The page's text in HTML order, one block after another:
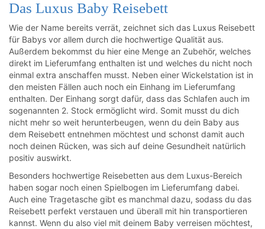
Das Luxus Baby Reisebett
Wie der Name bereits verrät, zeichnet sich das Luxus Reisebett
für Babys vor allem durch die hochwertige Qualität aus.
Außerdem bekommst du hier eine Menge an Zubehör, welches
direkt im Lieferumfang enthalten ist und welches du nicht noch
einmal extra anschaffen musst. Neben einer Wickelstation ist in
den meisten Fällen auch noch ein Einhang im Lieferumfang
enthalten. Der Einhang sorgt dafür, dass das Schlafen auch im
sogenannten 2. Stock ermöglicht wird. Somit musst du dich
nicht mehr so weit herunterbeugen, wenn du dein Baby aus
dem Reisebett entnehmen möchtest und schonst damit auch
noch deinen Rücken, was sich auf deine Gesundheit natürlich
positiv auswirkt.
Besonders hochwertige Reisebetten aus dem Luxus-Bereich
haben sogar noch einen Spielbogen im Lieferumfang dabei.
Auch eine Tragetasche gibt es manchmal dazu, sodass du das
Reisebett perfekt verstauen und überall mit hin transportieren
kannst. Wenn du also viel mit deinem Baby verreisen möchtest,